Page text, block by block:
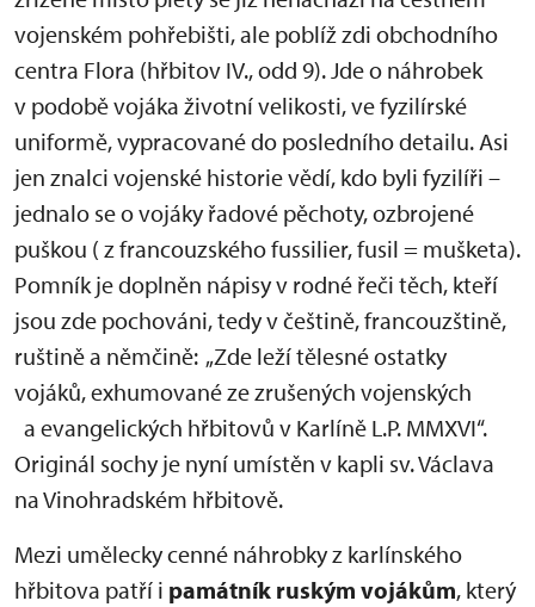
vojenském pohřebišti, ale poblíž zdi obchodního
centra Flora (hřbitov IV., odd 9). Jde o náhrobek
v podobě vojáka životní velikosti, ve fyzilírské
uniformě, vypracované do posledního detailu. Asi
jen znalci vojenské historie vědí, kdo byli fyzilíři –
jednalo se o vojáky řadové pěchoty, ozbrojené
puškou ( z francouzského fussilier, fusil = mušketa).
Pomník je doplněn nápisy v rodné řeči těch, kteří
jsou zde pochováni, tedy v češtině, francouzštině,
ruštině a němčině: „Zde leží tělesné ostatky
vojáků, exhumované ze zrušených vojenských
a evangelických hřbitovů v Karlíně L.P. MMXVI“.
Originál sochy je nyní umístěn v kapli sv. Václava
na Vinohradském hřbitově.
Mezi umělecky cenné náhrobky z karlínského
hřbitova patří i památník ruským vojákům, který